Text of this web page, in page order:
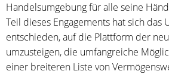
Handelsumgebung für alle seine
Teil dieses Engagements hat sich das
entschieden, auf die Plattform der
umzusteigen, die umfangreiche
einer breiteren Liste von